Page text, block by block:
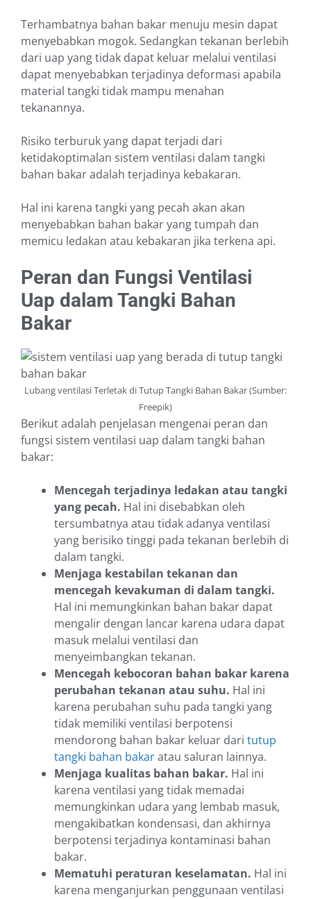
Terhambatnya bahan bakar menuju mesin dapat
menyebabkan mogok. Sedangkan tekanan berlebih
dari uap yang tidak dapat keluar melalui ventilasi
dapat menyebabkan terjadinya deformasi apabila
material tangki tidak mampu menahan
tekanannya.
Risiko terburuk yang dapat terjadi dari
ketidakoptimalan sistem ventilasi dalam tangki
bahan bakar adalah terjadinya kebakaran.
Hal ini karena tangki yang pecah akan akan
menyebabkan bahan bakar yang tumpah dan
memicu ledakan atau kebakaran jika terkena api.
Peran dan Fungsi Ventilasi
Uap dalam Tangki Bahan
Bakar
Lubang ventilasi Terletak di Tutup Tangki Bahan Bakar (Sumber:
Freepik)
Berikut adalah penjelasan mengenai peran dan
fungsi sistem ventilasi uap dalam tangki bahan
bakar:
Mencegah terjadinya ledakan atau tangki
yang pecah. Hal ini disebabkan oleh
tersumbatnya atau tidak adanya ventilasi
yang berisiko tinggi pada tekanan berlebih di
dalam tangki.
Menjaga kestabilan tekanan dan
mencegah kevakuman di dalam tangki.
Hal ini memungkinkan bahan bakar dapat
mengalir dengan lancar karena udara dapat
masuk melalui ventilasi dan
menyeimbangkan tekanan.
Mencegah kebocoran bahan bakar karena
perubahan tekanan atau suhu. Hal ini
karena perubahan suhu pada tangki yang
tidak memiliki ventilasi berpotensi
mendorong bahan bakar keluar dari tutup
tangki bahan bakaratau saluran lainnya.
Menjaga kualitas bahan bakar. Hal ini
karena ventilasi yang tidak memadai
memungkinkan udara yang lembab masuk,
mengakibatkan kondensasi, dan akhirnya
berpotensi terjadinya kontaminasi bahan
bakar.
Mematuhi peraturan keselamatan. Hal ini
karena menganjurkan penggunaan ventilasi